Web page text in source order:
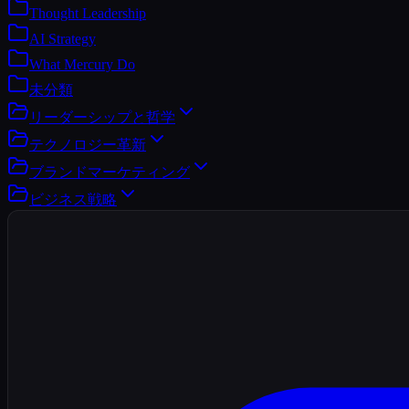
Thought Leadership
AI Strategy
What Mercury Do
未分類
リーダーシップと哲学
テクノロジー革新
ブランドマーケティング
ビジネス戦略